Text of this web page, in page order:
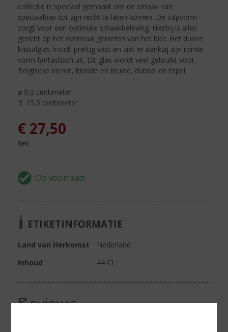
collectie is speciaal gemaakt om de smaak van
speciaalbier tot zijn recht te laten komen. De tulpvorm
zorgt voor een optimale smaakbeleving. Hierbij is alles
gericht op het optimaal genieten van het bier. Het dunne
kristalglas houdt prettig vast en ziet er dankzij zijn ronde
vorm fantastisch uit. Dit glas wordt veel gebruikt voor
Belgische bieren, blonde en bruine, dubbel en tripel.
⌀ 9,0 centimeter
↥ 15,5 centimeter
€ 27,50
Set
ETIKETINFORMATIE
Land van Herkomst
Nederland
Inhoud
44 CL
Reviews